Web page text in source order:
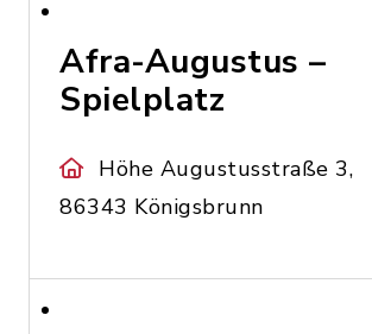
Afra-Augustus –
Spielplatz
Höhe Augustusstraße 3,
86343 Königsbrunn